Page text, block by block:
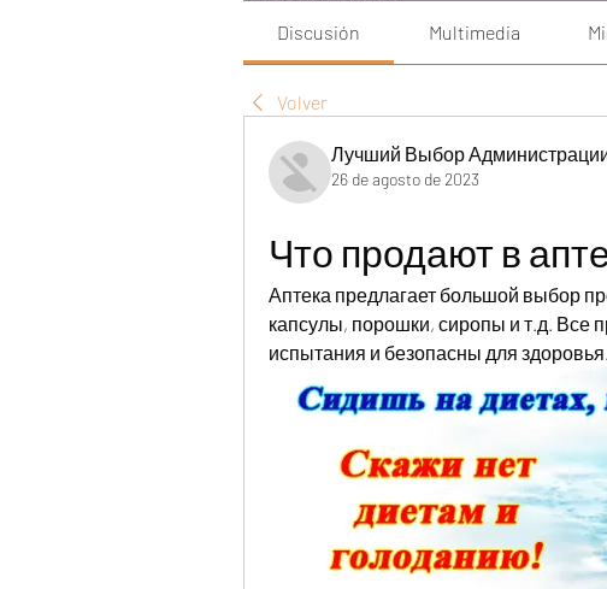
Discusión Multimedia
Volver
Лучший Выбор
26 de agosto de 2023
Что продают в
Аптека предлагает большой выбор
капсулы, порошки, сиропы и т.д. Все
испытания и безопасны для здоровья.